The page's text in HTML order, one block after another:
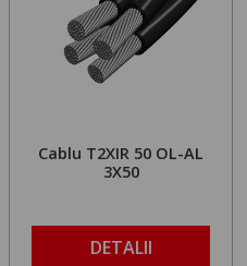
Cablu T2XIR 50 OL-AL
3X50
DETALII